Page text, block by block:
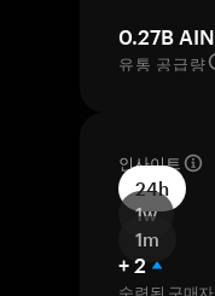
0.27B AIN
유통 공급량
인사이트
24h
1w
1m
+ 2
숙련된 구매자